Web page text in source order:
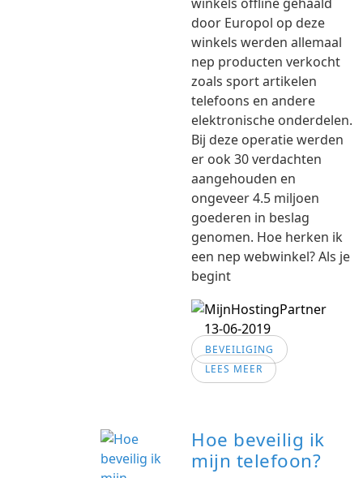
door Europol op deze
winkels werden allemaal
nep producten verkocht
zoals sport artikelen
telefoons en andere
elektronische onderdelen.
Bij deze operatie werden
er ook 30 verdachten
aangehouden en
ongeveer 4.5 miljoen
goederen in beslag
genomen. Hoe herken ik
een nep webwinkel? Als je
begint
13-06-2019
BEVEILIGING
LEES MEER
Hoe beveilig ik
mijn telefoon?